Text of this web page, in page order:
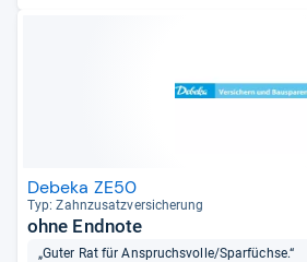
Debeka ZE50
Typ: Zahn­zu­satz­ver­si­che­rung
ohne Endnote
„Guter Rat für Anspruchsvolle/Sparfüchse.“